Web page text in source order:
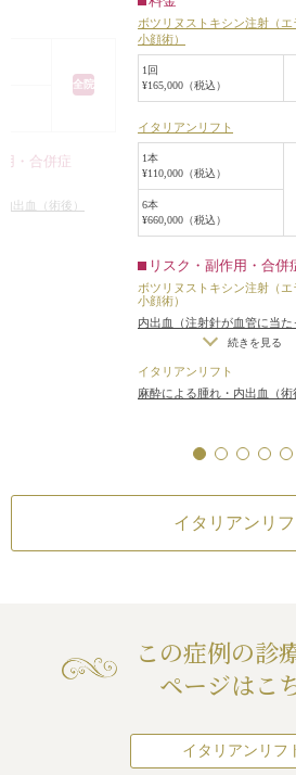
酔の影響で少し浮
ほとんどの腫れ
が少し目立たなく
月で組織に吸収さ
全院
・合併症
出血（術後）
させ、余計に老けてみえる
が大きくみえました。
治療は、イタリアンリフ
頬に3本ずつ（計6本）入れ
ェイスラインのたるみを
て、ボツリヌストキシン注
張ったエラを縮小するこ
した。
イタリアンリフトで頬のた
がり、締まりのある顔つき
した。
また、ボツリヌストキシン
に張り出したエラの筋肉（
萎縮し、小顔になり、フェ
ンがよりシャープになり
この患者様のように、イタ
フトなどのたるみを引き締
と、ボツリヌストキシン注
が出て、よりいっそうの効
ボツリヌストキシン注射（エ
小顔術）
1回
¥165,000（税込）
イタリアンリフト
1本
¥110,000（税込）
6本
¥660,000（税込）
リスク・副作用・合併
ボツリヌストキシン注射（エ
小顔術）
内出血（注射針が血管に当た
/妊活・妊娠・授
続きを見る
イタリアンリフト
麻酔による腫れ・内出血（術
イタリアンリフ
この症例の診
ページはこ
イタリアンリフ